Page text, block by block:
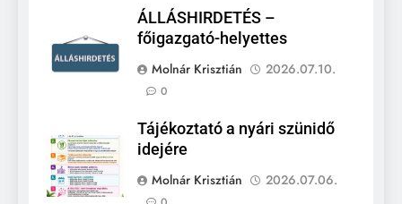
ÁLLÁSHIRDETÉS –
főigazgató-helyettes
Molnár Krisztián
2026.07.10.
0
Tájékoztató a nyári szünidő
idejére
Molnár Krisztián
2026.07.06.